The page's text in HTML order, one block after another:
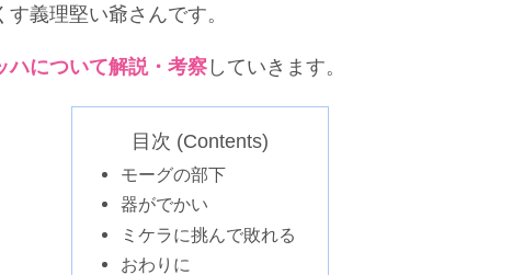
義理堅い爺さんです。
ハについて解説・考察していきます。
目次 (Contents)
モーグの部下
器がでかい
ミケラに挑んで敗れる
おわりに